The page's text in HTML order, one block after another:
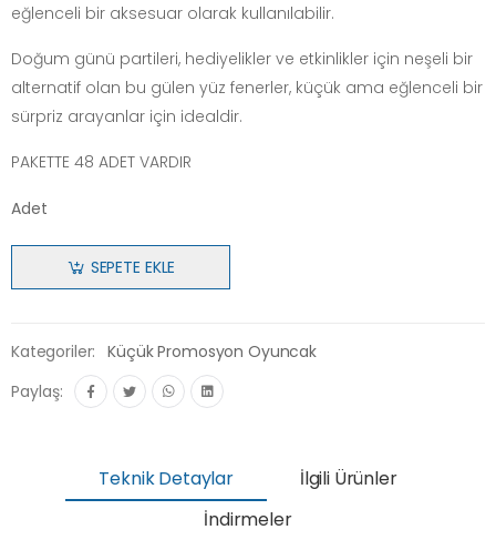
eğlenceli bir aksesuar olarak kullanılabilir.
Doğum günü partileri, hediyelikler ve etkinlikler için neşeli bir
alternatif olan bu gülen yüz fenerler, küçük ama eğlenceli bir
sürpriz arayanlar için idealdir.
PAKETTE 48 ADET VARDIR
Adet
SEPETE EKLE
Kategoriler:
Küçük Promosyon Oyuncak
Paylaş:
Teknik Detaylar
İlgili Ürünler
İndirmeler